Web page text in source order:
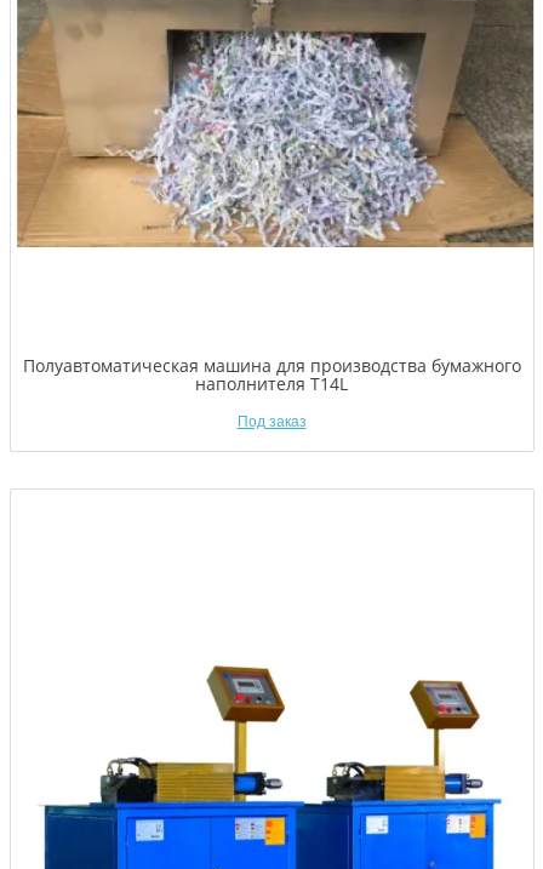
Полуавтоматическая машина для производства бумажного
наполнителя T14L
Под заказ